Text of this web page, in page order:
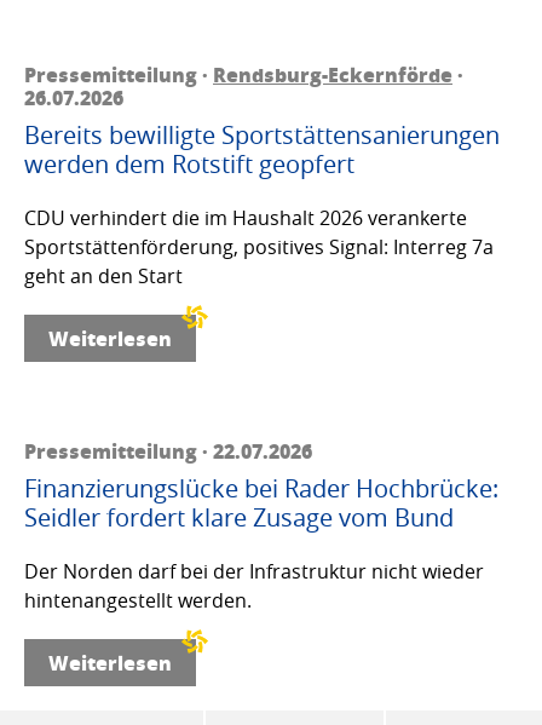
Pressemitteilung · Rendsburg-Eckernförde·
26.07.2026
Bereits bewilligte Sportstättensanierungen
werden dem Rotstift geopfert
CDU verhindert die im Haushalt 2026 verankerte
Sportstättenförderung, positives Signal: Interreg 7a
geht an den Start
Weiterlesen
Pressemitteilung · 22.07.2026
Finanzierungslücke bei Rader Hochbrücke:
Seidler fordert klare Zusage vom Bund
Der Norden darf bei der Infrastruktur nicht wieder
hintenangestellt werden.
Weiterlesen